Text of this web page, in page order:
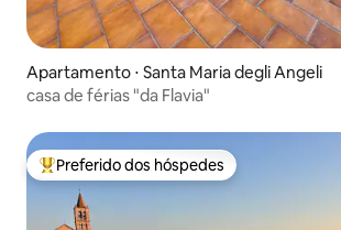
Apartamento ⋅ Santa Maria degli Angeli
casa de férias "da Flavia"
Entre os melhores preferidos dos hóspedes
Preferido dos hóspedes